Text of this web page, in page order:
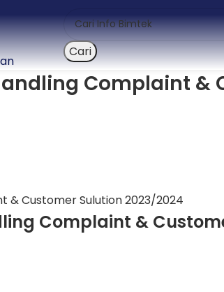
Cari
Complaint &
Complaint &